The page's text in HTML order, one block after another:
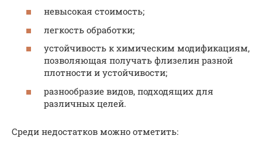
невысокая стоимость;
легкость обработки;
устойчивость к химическим модификациям,
позволяющая получать флизелин разной
плотности и устойчивости;
разнообразие видов, подходящих для
различных целей.
Среди недостатков можно отметить: